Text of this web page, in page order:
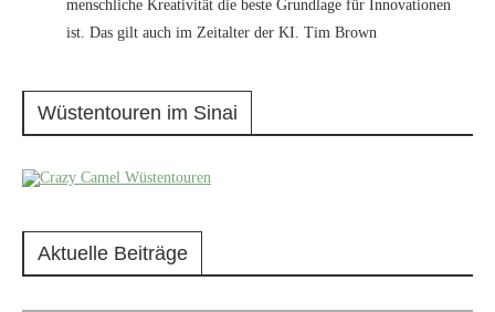
menschliche Kreativität die beste Grundlage für Innovationen
ist. Das gilt auch im Zeitalter der KI. Tim Brown
Wüstentouren im Sinai
Aktuelle Beiträge